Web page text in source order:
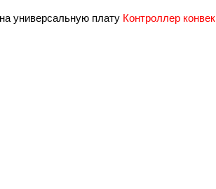
универсальную плату Контроллер